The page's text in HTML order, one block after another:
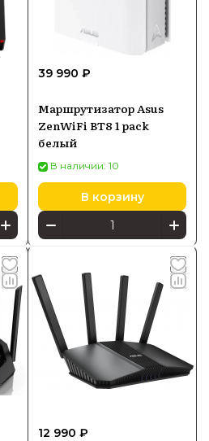
39 990 ₽
Маршрутизатор Asus
ZenWiFi BT8 1 pack
белый
В наличии: 10
В корзину
12 990 ₽